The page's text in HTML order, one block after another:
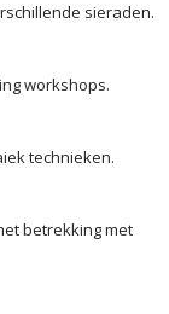
sieraden.
workshops.
technieken.
betrekking met